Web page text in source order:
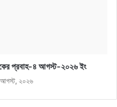
প্রবাহ-৪ আগস্ট-২০২৬ ইং
২০২৬